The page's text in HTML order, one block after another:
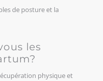
de posture et la
les
physique et